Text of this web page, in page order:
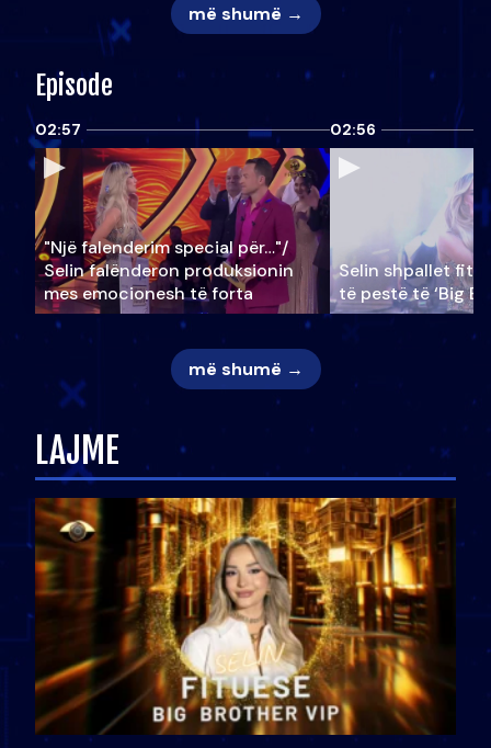
më shumë →
Episode
02:57
"Një falenderim special për…"/
Selin falënderon produksionin
mes emocionesh të forta
02:56
Selin shpallet
të pestë të ‘Big
më shumë →
LAJME